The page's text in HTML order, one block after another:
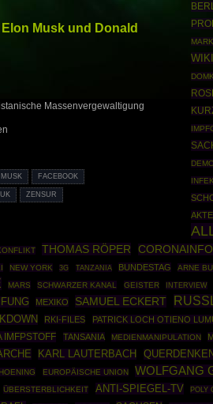
Elon Musk und Donald
Massenvergewaltigung
FACEBOOK
UK ZENSUR
AKTE
THOMAS RÖPER
NEW YORK 3G TANZANIA BUNDESTAG ARNE
MARS SCHWARZER KANAL GEISTER INTERVIEW
MEXIKO SAMUEL ECKERT
RKI-FILES PATRICK LOCH OTIENO
IMFPSTOFF TANSANIA MEDIENMANIPULATION
KARL LAUTERBACH
EUROPÄISCHE UNION WOLFGANG
ÜBERSTERBLICHKEIT ANTI-SPIEGEL-TV POLY